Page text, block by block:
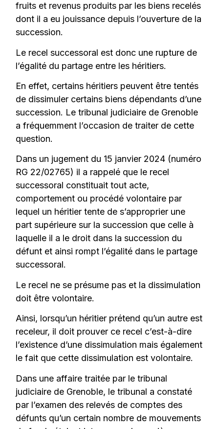
fruits et revenus produits par les biens recelés
dont il a eu jouissance depuis l’ouverture de la
succession.
Le recel successoral est donc une rupture de
l’égalité du partage entre les héritiers.
En effet, certains héritiers peuvent être tentés
de dissimuler certains biens dépendants d’une
succession. Le tribunal judiciaire de Grenoble
a fréquemment l’occasion de traiter de cette
question.
Dans un jugement du 15 janvier 2024 (numéro
RG 22/02765) il a rappelé que le recel
successoral constituait tout acte,
comportement ou procédé volontaire par
lequel un héritier tente de s’approprier une
part supérieure sur la succession que celle à
laquelle il a le droit dans la succession du
défunt et ainsi rompt l’égalité dans le partage
successoral.
Le recel ne se présume pas et la dissimulation
doit être volontaire.
Ainsi, lorsqu’un héritier prétend qu’un autre est
receleur, il doit prouver ce recel c’est-à-dire
l’existence d’une dissimulation mais également
le fait que cette dissimulation est volontaire.
Dans une affaire traitée par le tribunal
judiciaire de Grenoble, le tribunal a constaté
par l’examen des relevés de comptes des
défunts qu’un certain nombre de mouvements